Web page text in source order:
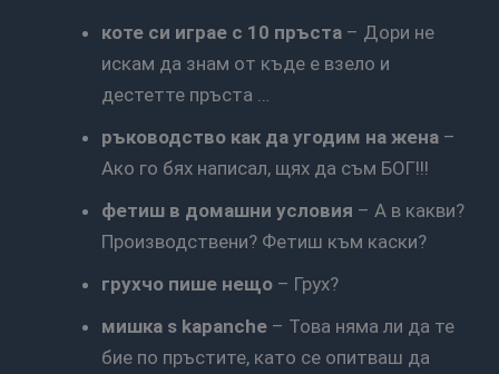
коте си играе с 10 пръста – Дори не
искам да знам от къде е взело и
дестетте пръста …
ръководство как да угодим на жена –
Ако го бях написал, щях да съм БОГ!!!
фетиш в домашни условия – А в какви?
Производствени? Фетиш към каски?
грухчо пише нещо – Грух?
мишка s kapanche – Това няма ли да те
бие по пръстите, като се опитваш да